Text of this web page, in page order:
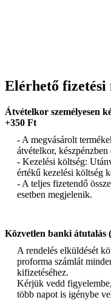
Elérhető fizetési
Átvételkor személyesen
+350 Ft
- A megvásárolt
átvételkor,
- Kezelési költség:
értékű kezelési költség
- A teljes fizetendő
esetben megjelenik.
Közvetlen banki átutalás
A rendelés elküldését
proforma számlát
kifizetéséhez.
Kérjük vedd
több napot is igénybe